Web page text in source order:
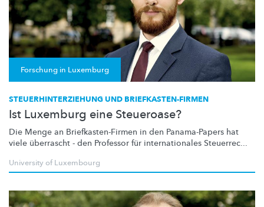
Forschung in Luxemburg
STEUERHINTERZIEHUNG UND BRIEFKASTEN-FIRMEN
Ist Luxemburg eine Steueroase?
Die Menge an Briefkasten-Firmen in den Panama-Papers hat
viele überrascht - den Professor für internationales Steuerrec...
University of Luxembourg